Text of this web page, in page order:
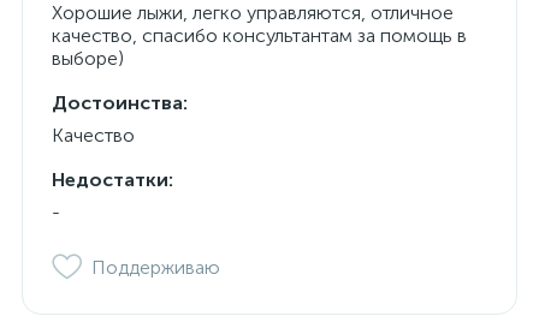
Хорошие лыжи, легко управляются, отличное
качество, спасибо консультантам за помощь в
выборе)
Достоинства:
Качество
Недостатки:
-
Поддерживаю